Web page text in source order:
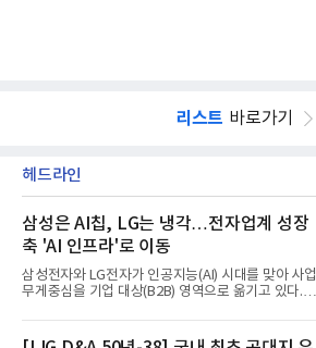
리스트 바로가기
헤드라인
삼성은 AI칩, LG는 냉각…전자업계 성장
축 'AI 인프라'로 이동
삼성전자와 LG전자가 인공지능(AI) 시대를 맞아 사업
무게중심을 기업 대상(B2B) 영역으로 옮기고 있다.
접어든 가운데 삼성전자는 AI 반도체를 중심으로 데
이터센터 생태계 공략을 강화하고 LG전자는 냉각솔